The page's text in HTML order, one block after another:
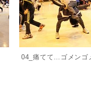
04_痛てて…ゴメンゴ